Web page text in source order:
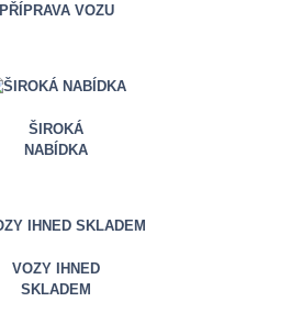
PŘÍPRAVA VOZU
ŠIROKÁ
NABÍDKA
VOZY IHNED
SKLADEM